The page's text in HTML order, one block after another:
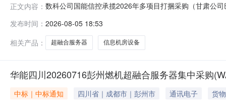
正文内容： 数科公司国能信控承揽2026年多项目打捆采购（甘肃公
及信息机房等设备公开招标中标候选人公示无标题文档
合服
发布时间： 2026-08-05 18:53
相关产品：
超融合服务器 信息机房设备
华能四川20260716彭州燃机超融合服务器集中采购
中标｜中标通知 四川省｜成都市｜彭州市 通讯电子
货物